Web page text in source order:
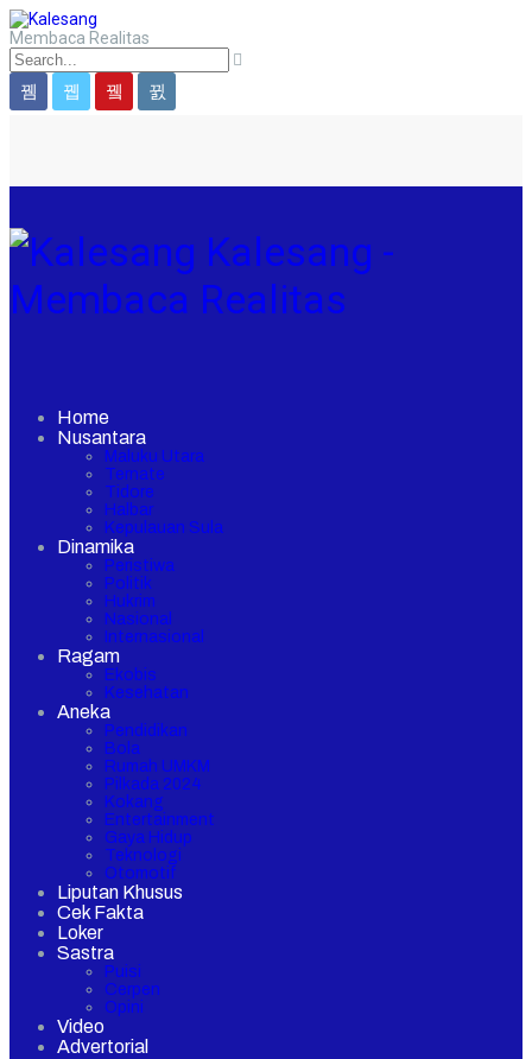
Membaca Realitas
Kalesang -
Membaca Realitas
Home
Nusantara
Maluku Utara
Ternate
Tidore
Halbar
Kepulauan Sula
Dinamika
Peristiwa
Politik
Hukrim
Nasional
Internasional
Ragam
Ekobis
Kesehatan
Aneka
Pendidikan
Bola
Rumah UMKM
Pilkada 2024
Kokang
Entertainment
Gaya Hidup
Teknologi
Otomotif
Liputan Khusus
Cek Fakta
Loker
Sastra
Puisi
Cerpen
Opini
Video
Advertorial